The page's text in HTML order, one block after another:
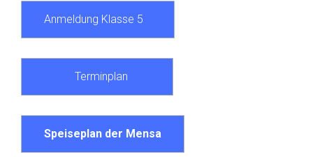
Anmeldung Klasse 5
Terminplan
Speiseplan der Mensa